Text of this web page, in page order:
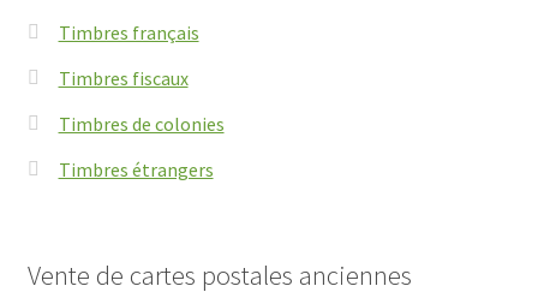
Timbres français
Timbres fiscaux
Timbres de colonies
Timbres étrangers
Vente de cartes postales anciennes